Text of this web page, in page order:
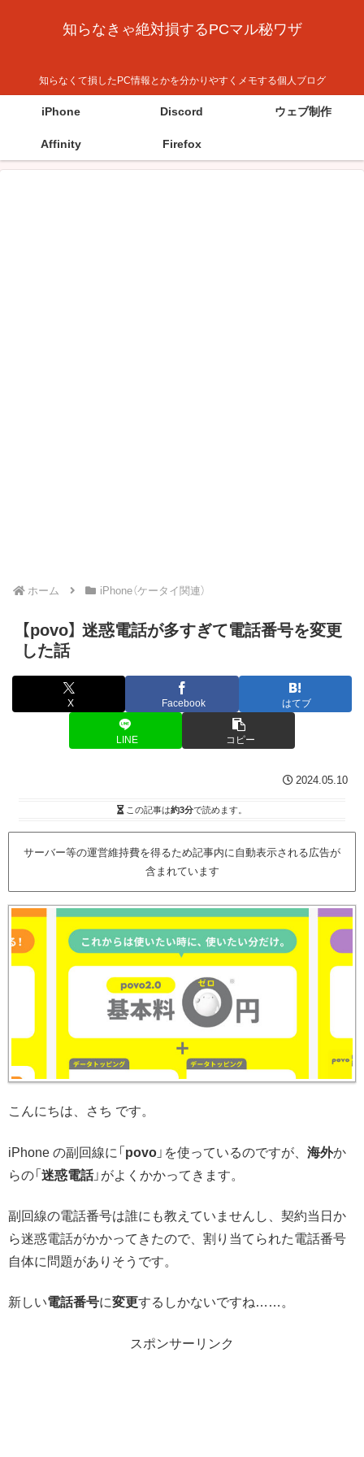
知らなきゃ絶対損するPCマル秘ワザ
知らなくて損したPC情報とかを分かりやすくメモする個人ブログ
iPhone Discord ウェブ制作
Affinity Firefox
ホーム iPhone（ケータイ関連）
【povo】 迷惑電話が多すぎて電話番号を変更
した話
X Facebook はてブ
LINE コピー
2024.05.10
この記事は約3分で読めます。
サーバー等の運営維持費を得るため記事内に自動表示される広告が
含まれています
こんにちは、さち です。
iPhone の副回線に「 povo 」を使っているのですが、 海外か
らの「 迷惑電話」がよくかかってきます。
副回線の電話番号は誰にも教えていませんし、契約当日か
ら迷惑電話がかかってきたので、割り当てられた電話番号
自体に問題がありそうです。
新しい電話番号に変更するしかないですね……。
スポンサーリンク